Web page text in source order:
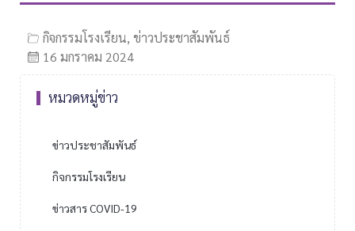
กิจกรรมโรงเรียน, ข่าวประชาสัมพันธ์
16 มกราคม 2024
หมวดหมู่ข่าว
ข่าวประชาสัมพันธ์
กิจกรรมโรงเรียน
ข่าวสาร COVID-19